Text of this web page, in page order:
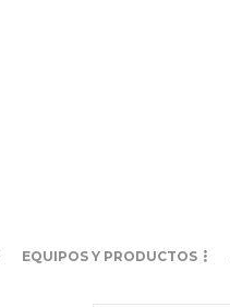
EQUIPOS Y PRODUCTOS